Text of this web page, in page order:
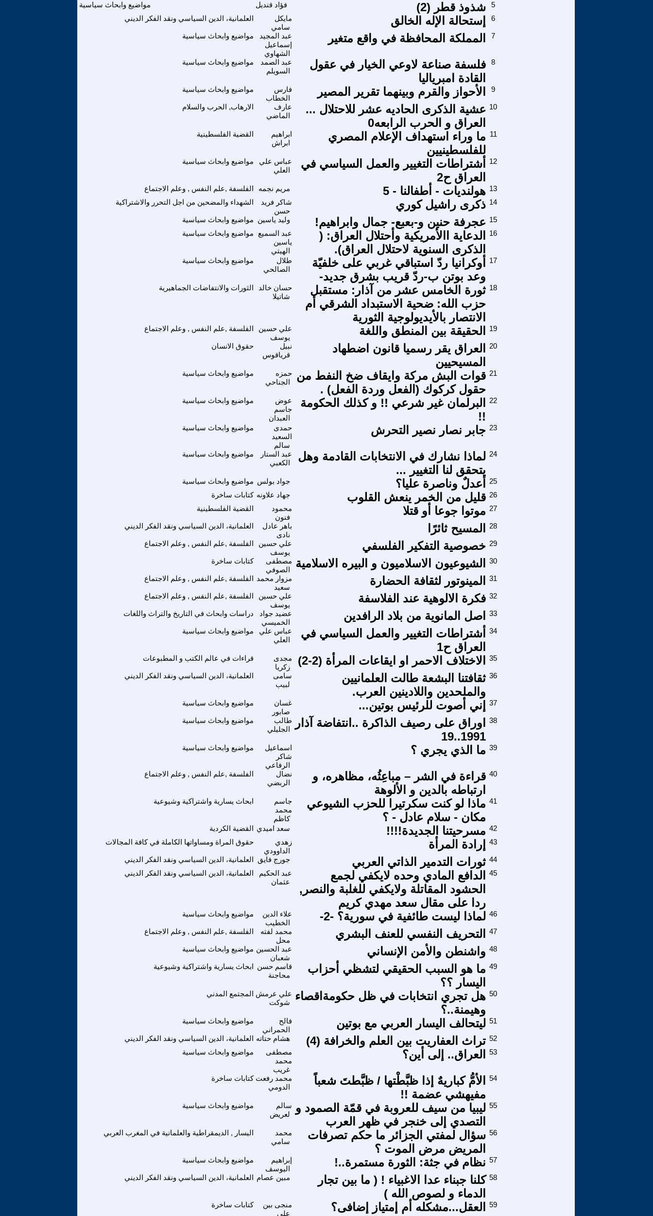
مواضيع وابحاث سياسية فؤاد قنديل شذوذ قطر (2)
5
العلمانية، الدين السياسي ونقد الفكر الديني
مايكل
سامي
إستحالة الإله الخالق 6
مواضيع وابحاث سياسية
عبد المجيد
إسماعيل
الشهاوي
المملكة المحافظة في واقع متغير 7
مواضيع وابحاث سياسية
عبد الصمد
السويلم
فلسفة صناعة لاوعي الخيار في عقول
القادة امبرياليا
8
مواضيع وابحاث سياسية
فارس
الخطاب
الأحواز والقرم وبينهما تقرير المصير 9
الارهاب, الحرب والسلام
عارف
الماضي
عشية الذكرى الحاديه عشر للاحتلال ...
العراق و الحرب الرابعه0
10
القضية الفلسطينية
ابراهيم
ابراش
ما وراء استهداف الإعلام المصري
للفلسطينيين
11
مواضيع وابحاث سياسية
عباس علي
العلي
أشتراطات التغيير والعمل السياسي في
العراق ح2
12
الفلسفة ,علم النفس , وعلم الاجتماع مريم نجمه هولنديات - أطفالنا - 5 13
الشهداء والمضحين من اجل التحرر والاشتراكية
شاكر فريد
حسن
ذكرى راشيل كوري 14
مواضيع وابحاث سياسية وليد ياسين عجرفة حنين و-بعبع- جمال وابراهيم! 15
مواضيع وابحاث سياسية
عبد السميع
ياسين
الهيتي
الدعاية االأمريكية وأحتلال العراق: (
الذكرى السنوية لاحتلال العراق).
16
مواضيع وابحاث سياسية
طلال
الصالحي
أوكرانيا ردّ استباقي غربي على خلفيّة
وعد بوتن ب-ردّ قريب بشرق جديد-
17
الثورات والانتفاضات الجماهيرية
حسان خالد
شاتيلا
ثورة الخامس عشر من آذار: مستقبل
حزب الله: ضحية الاستبداد الشرقي أم
الانتصار بالأيديولوجية الثورية
18
الفلسفة ,علم النفس , وعلم الاجتماع
علي حسين
يوسف
الحقيقة بين المنطق واللغة 19
حقوق الانسان
نبيل
قرياقوس
العراق يقر رسميا قانون اضطهاد
المسيحيين
20
مواضيع وابحاث سياسية
حمزه
الجناحي
قوات البش مركة وايقاف ضخ النفط من
حقول كركوك (الفعل وردة الفعل) .
21
مواضيع وابحاث سياسية
عوض
جاسم
العبدان
البرلمان غير شرعي !! و كذلك الحكومة
!!
22
مواضيع وابحاث سياسية
حمدى
السعيد
سالم
جابر نصار نصير التحرش 23
مواضيع وابحاث سياسية
عبد الستار
الكعبي
لماذا نشارك في الانتخابات القادمة وهل
يتحقق لنا التغيير ...
24
مواضيع وابحاث سياسية جواد بولس أعدلٌ وناصرة عليا؟
25
كتابات ساخرة جهاد علاونه قليل من الخمر ينعش القلوب 26
القضية الفلسطينية
محمود
فنون
موتوا جوعا أو قتلا 27
العلمانية، الدين السياسي ونقد الفكر الديني
باهر عادل
نادى
المسيح ثائرًا 28
الفلسفة ,علم النفس , وعلم الاجتماع
علي حسين
يوسف
خصوصية التفكير الفلسفي 29
كتابات ساخرة
مصطفى
الصوفي
الشيوعيون الاسلاميون و البيره الاسلامية 30
الفلسفة ,علم النفس , وعلم الاجتماع مزوار محمد
سعيد
المينوتور لثقافة الحضارة 31
الفلسفة ,علم النفس , وعلم الاجتماع
علي حسين
يوسف
فكرة الالوهية عند الفلاسفة 32
دراسات وابحاث في التاريخ والتراث واللغات
عضيد جواد
الخميسي
اصل المانوية من بلاد الرافدين 33
مواضيع وابحاث سياسية
عباس علي
العلي
أشتراطات التغيير والعمل السياسي في
العراق ح1
34
قراءات في عالم الكتب و المطبوعات
مجدى
زكريا
الاختلاف الاحمر او ايقاعات المرأة (2-2) 35
العلمانية، الدين السياسي ونقد الفكر الديني
سامى
لبيب
ثقافتنا البشعة طالت العلمانيين
والملحدين واللادينين العرب.
36
مواضيع وابحاث سياسية
غسان
صابور
إني أصوت للرئيس بوتين... 37
مواضيع وابحاث سياسية
طالب
الجليلي
اوراق على رصيف الذاكرة ..انتفاضة آذار
1991..19
38
مواضيع وابحاث سياسية
اسماعيل
شاكر
الرفاعي
ما الذي يجري ؟ 39
الفلسفة ,علم النفس , وعلم الاجتماع
نضال
الربضي
قراءة في الشر – مباعِثُه، مظاهره، و
ارتباطه بالدين و الألوهة
40
ابحاث يسارية واشتراكية وشيوعية
جاسم
محمد
كاظم
ماذا لو كنت سكرتيرا للحزب الشيوعي
مكان - سلام عادل - ؟
41
القضية الكردية سعد اميدي مسرحيتنا الجديدة!!!! 42
حقوق المراة ومساواتها الكاملة في كافة المجالات
زهدي
الداوودي
إرادة المرأة 43
العلمانية، الدين السياسي ونقد الفكر الديني جورج فايق ثورات التدمير الذاتي العربي 44
العلمانية، الدين السياسي ونقد الفكر الديني
عبد الحكيم
عثمان
الدافع المادي وحده لايكفي لجمع
الحشود المقاتلة ولايكفي للغلبة والنصر,
ردا على مقال سعد مهدي كريم
45
مواضيع وابحاث سياسية
علاء الدين
الخطيب
لماذا ليست طائفية في سورية؟ -2- 46
الفلسفة ,علم النفس , وعلم الاجتماع
محمد لفته
محل
التحريف النفسي للعنف البشري 47
مواضيع وابحاث سياسية عبد الحسين
شعبان
واشنطن والأمن الإنساني 48
ابحاث يسارية واشتراكية وشيوعية قاسم حسن
محاجنة
ما هو السبب الحقيقي لتشظي أحزاب
اليسار ؟؟
49
المجتمع المدني علي عرمش
شوكت
هل تجري انتخابات في ظل حكومةاقصاء
وهيمنة..؟
50
مواضيع وابحاث سياسية
فالح
الحمراني
ليتحالف اليسار العربي مع بوتين 51
العلمانية، الدين السياسي ونقد الفكر الديني هشام حتاته تراث العفاريت بين العلم والخرافة (4) 52
مواضيع وابحاث سياسية
مصطفى
محمد
غريب
العراق.. إلى أين؟ 53
كتابات ساخرة محمد رفعت
الدومي
الأمُّ كباريهٌ إذا ظبَّطْتها / ظبَّطتَ شعباً
مفيهشي عضمة !!
54
مواضيع وابحاث سياسية
سالم
لعريض
ليبيا من سيف للعروبة في قمّة الصمود و
التصدي إلى خنجر في ظهر العرب
55
اليسار , الديمقراطية والعلمانية في المغرب العربي
محمد
سامي
سؤال لمفتي الجزائر ما حكم تصرفات
المريض مرض الموت ؟
56
مواضيع وابحاث سياسية
إبراهيم
اليوسف
نظام في جثة: الثورة مستمرة..! 57
العلمانية، الدين السياسي ونقد الفكر الديني مبين عصام
كلنا جبناء عدا الاغبياء ! ( ما بين تجار
الدماء و لصوص الله )
58
كتابات ساخرة
منجى بين
على
العقل...مشكله أم إمتياز إضافى؟ 59